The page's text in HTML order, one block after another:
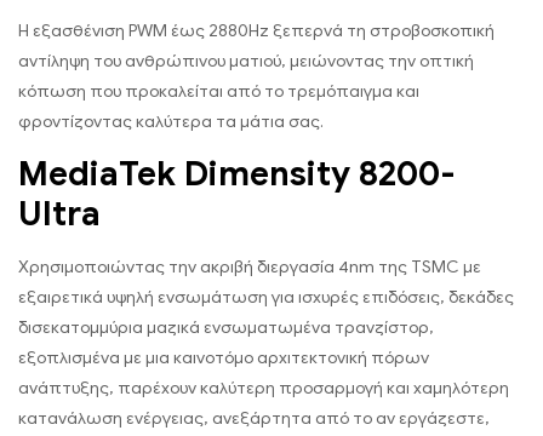
Η εξασθένιση PWM έως 2880Hz ξεπερνά τη στροβοσκοπική
αντίληψη του ανθρώπινου ματιού, μειώνοντας την οπτική
κόπωση που προκαλείται από το τρεμόπαιγμα και
φροντίζοντας καλύτερα τα μάτια σας.
MediaTek Dimensity 8200-
Ultra
Χρησιμοποιώντας την ακριβή διεργασία 4nm της TSMC με
εξαιρετικά υψηλή ενσωμάτωση για ισχυρές επιδόσεις, δεκάδες
δισεκατομμύρια μαζικά ενσωματωμένα τρανζίστορ,
εξοπλισμένα με μια καινοτόμο αρχιτεκτονική πόρων
ανάπτυξης, παρέχουν καλύτερη προσαρμογή και χαμηλότερη
κατανάλωση ενέργειας, ανεξάρτητα από το αν εργάζεστε,